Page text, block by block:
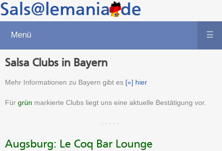
Menü ☰
Salsa Clubs in Bayern
Mehr Informationen zu Bayern gibt es [»] hier
Für grün markierte Clubs liegt uns eine aktuelle Bestätigung vor.
Augsburg: Le Coq Bar Lounge